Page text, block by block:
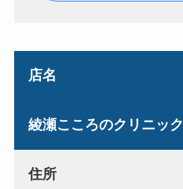
店名
綾瀬こころのクリニック
住所